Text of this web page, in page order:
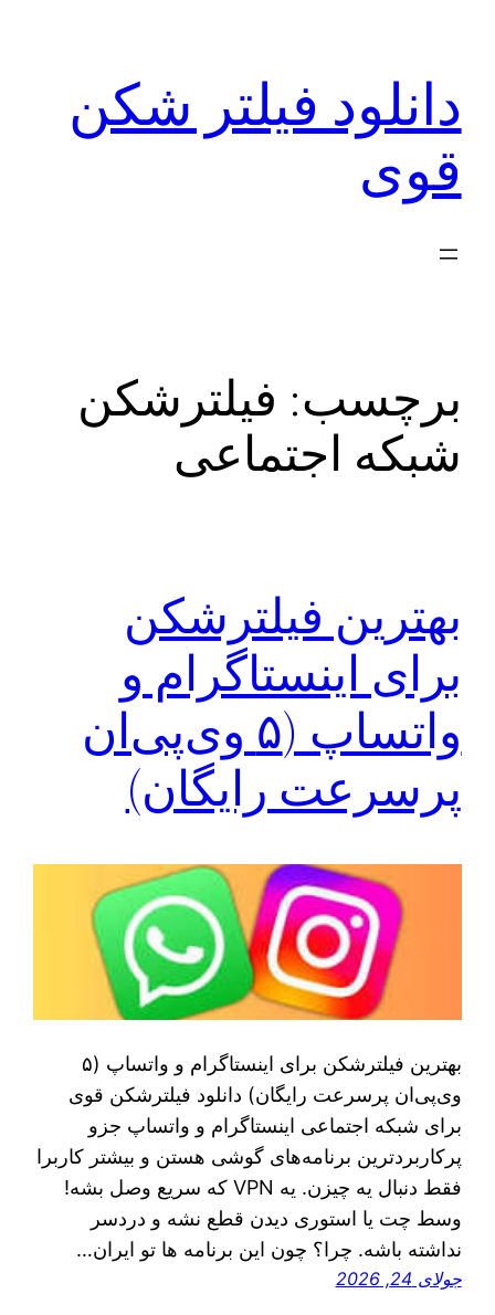
دانلود فیلتر شکن
قوی
برچسب: فیلترشکن
شبکه اجتماعی
بهترین فیلترشکن
برای اینستاگرام و
واتساپ (۵ وی‌پی‌ان
پرسرعت رایگان)
بهترین فیلترشکن برای اینستاگرام و واتساپ (۵
وی‌پی‌ان پرسرعت رایگان) دانلود فیلترشکن قوی
برای شبکه اجتماعی اینستاگرام و واتساپ جزو
پرکاربردترین برنامه‌های گوشی هستن و بیشتر کاربرا
فقط دنبال یه چیزن. یه VPN که سریع وصل بشه!
وسط چت یا استوری دیدن قطع نشه و دردسر
نداشته باشه. چرا؟ چون این برنامه ها تو ایران…
جولای 24, 2026